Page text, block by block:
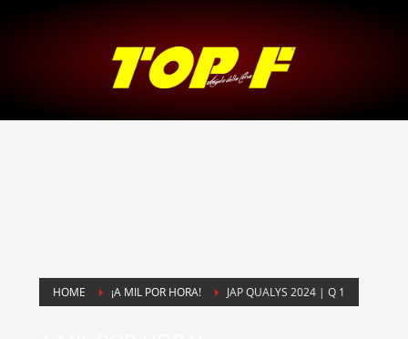
HOME ¡A MIL POR HORA! JAP QUALYS 2024 | Q 1